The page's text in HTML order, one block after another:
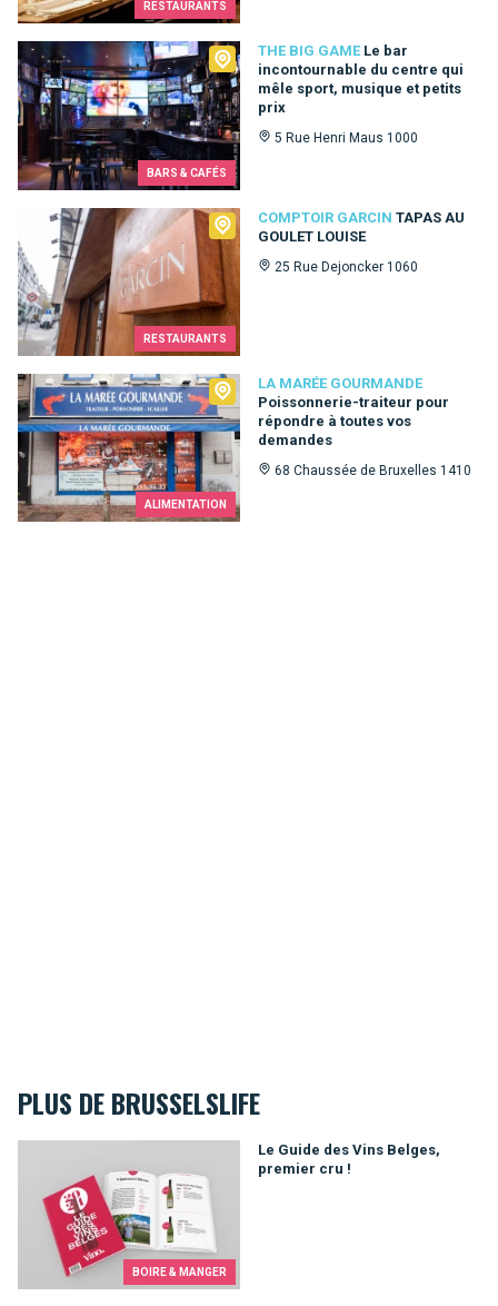
RESTAURANTS
BARS & CAFÉS
THE BIG GAME Le bar
incontournable du centre qui
mêle sport, musique et petits
prix
5 Rue Henri Maus 1000
The Big Game
RESTAURANTS
COMPTOIR GARCIN TAPAS AU
GOULET LOUISE
25 Rue Dejoncker 1060
Comptoir Garcin
ALIMENTATION
LA MARÉE GOURMANDE
Poissonnerie-traiteur pour
répondre à toutes vos
demandes
68 Chaussée de Bruxelles 1410
La Marée Gourmande
PLUS DE BRUSSELSLIFE
BOIRE & MANGER
Le Guide des Vins Belges,
premier cru !
Le Guide des Vins Belges, premier cru !